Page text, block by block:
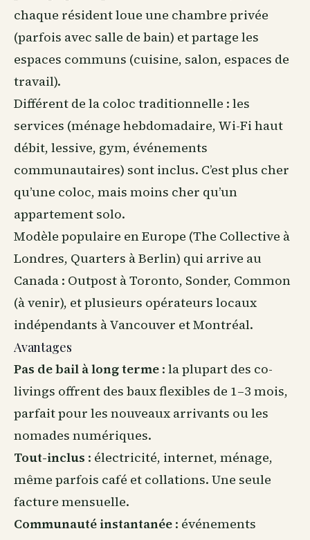
chaque résident loue une chambre privée
(parfois avec salle de bain) et partage les
espaces communs (cuisine, salon, espaces de
travail).
Différent de la coloc traditionnelle : les
services (ménage hebdomadaire, Wi-Fi haut
débit, lessive, gym, événements
communautaires) sont inclus. C’est plus cher
qu’une coloc, mais moins cher qu’un
appartement solo.
Modèle populaire en Europe (The Collective à
Londres, Quarters à Berlin) qui arrive au
Canada : Outpost à Toronto, Sonder, Common
(à venir), et plusieurs opérateurs locaux
indépendants à Vancouver et Montréal.
Avantages
Pas de bail à long terme : la plupart des co-
livings offrent des baux flexibles de 1–3 mois,
parfait pour les nouveaux arrivants ou les
nomades numériques.
Tout-inclus : électricité, internet, ménage,
même parfois café et collations. Une seule
facture mensuelle.
Communauté instantanée : événements